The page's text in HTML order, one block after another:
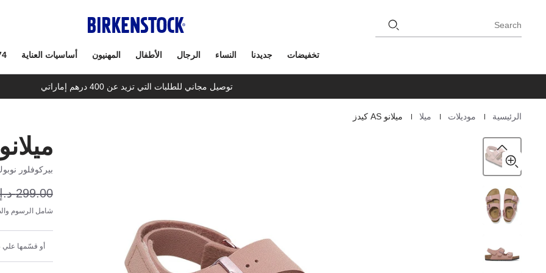
Search
تخفيضات جديدنا النساء الرجال الأطفال المهنيون أساسيات العناية
توصيل مجاني للطلبات التي تزيد عن 400 درهم إماراتي
Homepage الرئيسية موديلات ميلا ميلانو AS كيدز
ميلانو AS كيدز
بيركوفلور
299.00 د.إ
شامل الرسوم
أو قسّمها علي 4 دفعات شهرية بقيمة 59.80 د.إ